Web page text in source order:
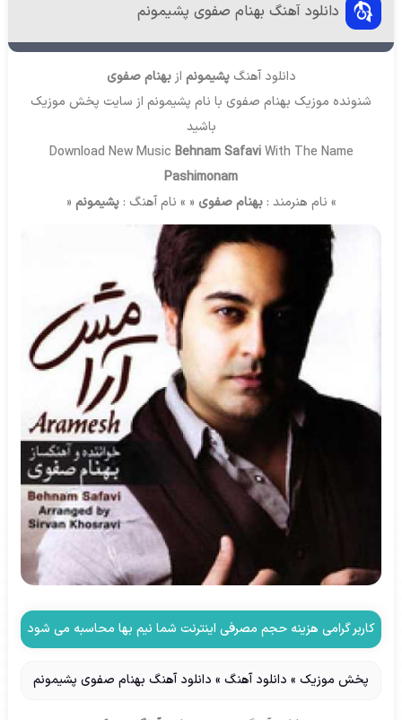
دانلود آهنگ بهنام صفوی پشیمونم
دانلود آهنگ پشیمونم ازبهنام صفوی
شنونده موزیک بهنام صفوی با نام پشیمونم از سایت پخش موزیک
باشید
Download New Music Behnam SafaviWith The Name
Pashimonam
» نام هنرمند :بهنام صفوی « » نام آهنگ :پشیمونم «
کاربر گرامی هزینه حجم مصرفی اینترنت شما نیم بها محاسبه می شود
پخش موزیک» دانلود آهنگ» دانلود آهنگ بهنام صفوی پشیمونم